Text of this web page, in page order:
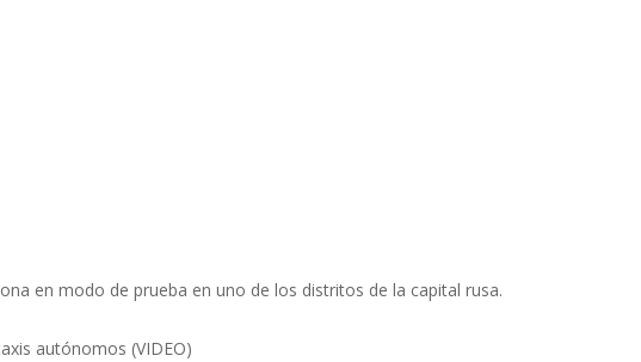
en modo de prueba en uno de los distritos de la capital rusa.
autónomos (VIDEO)